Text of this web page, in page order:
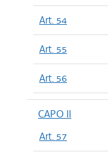
Art. 54
Art. 55
Art. 56
CAPO II
Art. 57